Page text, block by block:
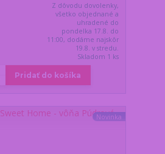
Z dôvodu dovolenky,
všetko objednané a
uhradené do
pondelka 17.8. do
11:00, dodáme najskôr
19.8. v stredu.
Skladom 1 ks
Pridať do košíka
Novinka